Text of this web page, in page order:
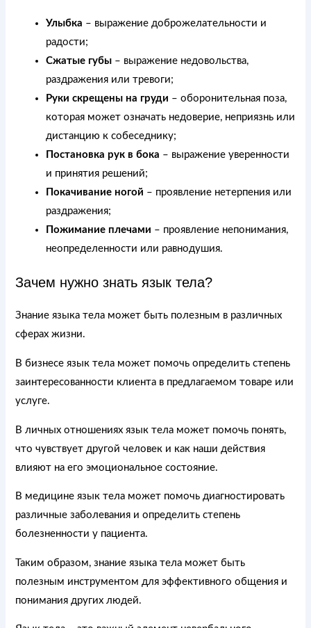
Улыбка – выражение доброжелательности и
радости;
Сжатые губы – выражение недовольства,
раздражения или тревоги;
Руки скрещены на груди – оборонительная поза,
которая может означать недоверие, неприязнь или
дистанцию к собеседнику;
Постановка рук в бока – выражение уверенности
и принятия решений;
Покачивание ногой – проявление нетерпения или
раздражения;
Пожимание плечами – проявление непонимания,
неопределенности или равнодушия.
Зачем нужно знать язык тела?
Знание языка тела может быть полезным в различных
сферах жизни.
В бизнесе язык тела может помочь определить степень
заинтересованности клиента в предлагаемом товаре или
услуге.
В личных отношениях язык тела может помочь понять,
что чувствует другой человек и как наши действия
влияют на его эмоциональное состояние.
В медицине язык тела может помочь диагностировать
различные заболевания и определить степень
болезненности у пациента.
Таким образом, знание языка тела может быть
полезным инструментом для эффективного общения и
понимания других людей.